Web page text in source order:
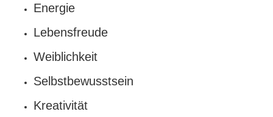
Energie
Lebensfreude
Weiblichkeit
Selbstbewusstsein
Kreativität